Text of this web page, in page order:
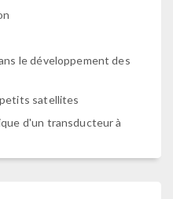
le développement des
satellites
d'un transducteur à